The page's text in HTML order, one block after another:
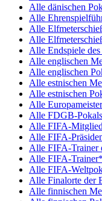
Alle dänischen
Alle
Alle
Alle
Alle Endspiele
Alle englischen
Alle englischen
Alle estnischen
Alle estnischen
Alle
Alle FDGB-
Alle FIFA-
Alle FIFA-
Alle FIFA-Trainer
Alle FIFA-
Alle FIFA-
Alle Finalorte der
Alle finnischen